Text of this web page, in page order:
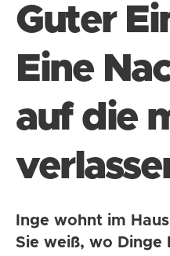
Guter
Eine
auf die
Inge wohnt im
Sie weiß, wo Dinge